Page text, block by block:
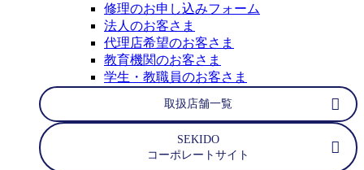
修理のお申し込みフォーム
法人のお客さま
代理店希望のお客さま
教育機関のお客さま
学生・教職員のお客さま
取扱店舗一覧
SEKIDO
コーポレートサイト